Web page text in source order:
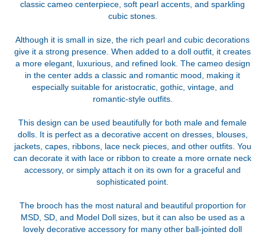
classic cameo centerpiece, soft pearl accents, and sparkling
cubic stones.
Although it is small in size, the rich pearl and cubic decorations
give it a strong presence. When added to a doll outfit, it creates
a more elegant, luxurious, and refined look. The cameo design
in the center adds a classic and romantic mood, making it
especially suitable for aristocratic, gothic, vintage, and
romantic-style outfits.
This design can be used beautifully for both male and female
dolls. It is perfect as a decorative accent on dresses, blouses,
jackets, capes, ribbons, lace neck pieces, and other outfits. You
can decorate it with lace or ribbon to create a more ornate neck
accessory, or simply attach it on its own for a graceful and
sophisticated point.
The brooch has the most natural and beautiful proportion for
MSD, SD, and Model Doll sizes, but it can also be used as a
lovely decorative accessory for many other ball-jointed doll